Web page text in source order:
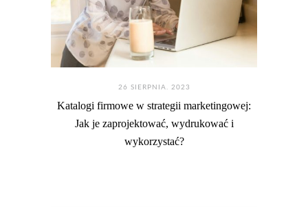
26 SIERPNIA. 2023
Katalogi firmowe w strategii marketingowej:
Jak je zaprojektować, wydrukować i
wykorzystać?